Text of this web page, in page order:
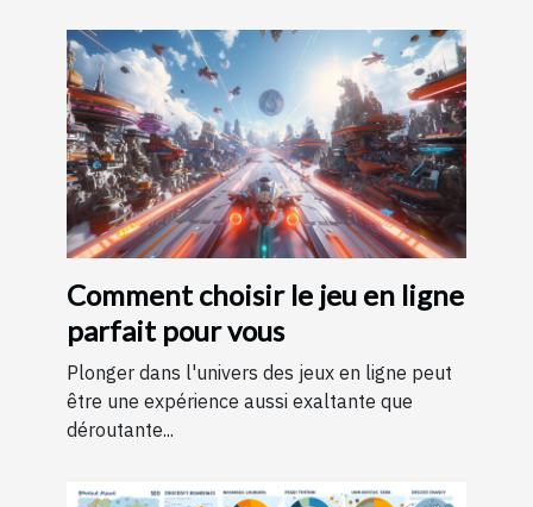
Comment choisir le jeu en ligne
parfait pour vous
Plonger dans l'univers des jeux en ligne peut
être une expérience aussi exaltante que
déroutante...